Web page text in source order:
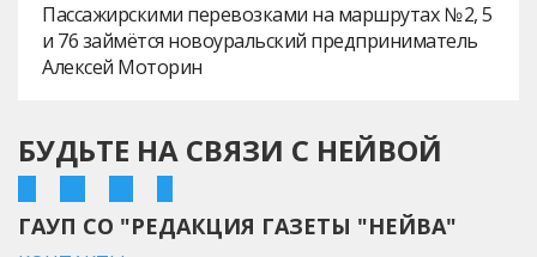
Пассажирскими перевозками на маршрутах № 2, 5
и 76 займётся новоуральский предприниматель
Алексей Моторин
БУДЬТЕ НА СВЯЗИ С НЕЙВОЙ
ГАУП СО "РЕДАКЦИЯ ГАЗЕТЫ "НЕЙВА"